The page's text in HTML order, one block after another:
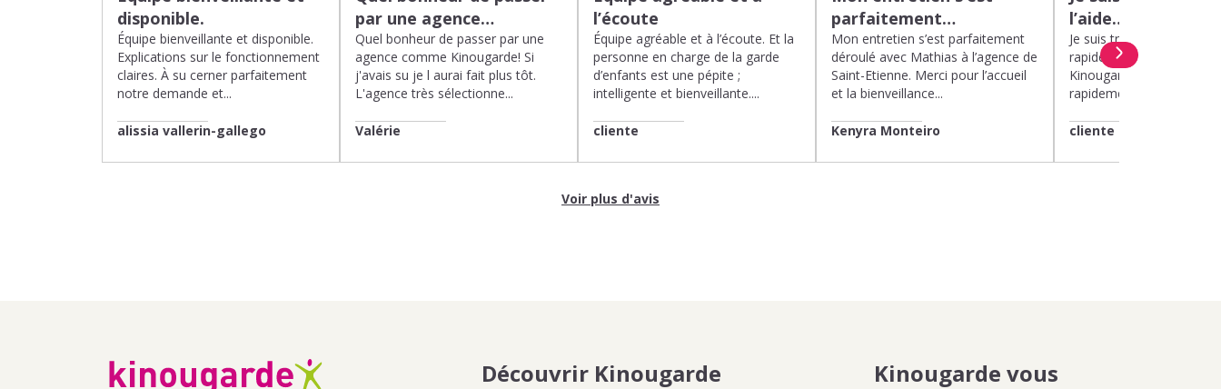
disponible.
Équipe bienveillante et disponible.
Explications sur le fonctionnement
claires. À su cerner parfaitement
notre demande et...
alissia vallerin-gallego
par une agence…
Quel bonheur de passer par une
agence comme Kinougarde! Si
j'avais su je l aurai fait plus tôt.
L'agence très sélectionne...
Valérie
l’écoute
Équipe agréable et à l’écoute. Et la
personne en charge de la garde
d’enfants est une pépite ;
intelligente et bienveillante....
cliente
parfaitement…
Mon entretien s’est parfaitement
déroulé avec Mathias à l’agence de
Saint-Etienne. Merci pour l’accueil
et la bienveillance...
Kenyra Monteiro
l’aide…
Je suis très satisfaite de
rapide et efficace
Kinougarde. On m’a
rapidement et une
cliente
Voir plus d'avis
Découvrir Kinougarde
Kinougarde vous